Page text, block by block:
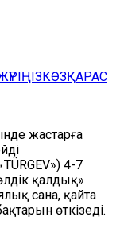
КӨЗҚАРАС
жастарға
4-7
қалдық»
сана, қайта
өткізеді.